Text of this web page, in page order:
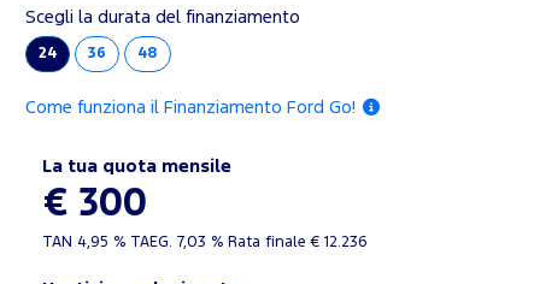
Scegli la durata del finanziamento
24 36 48
Come funziona il Finanziamento Ford Go!
La tua quota mensile
€ 300
TAN 4,95 % TAEG. 7,03 % Rata finale € 12.236